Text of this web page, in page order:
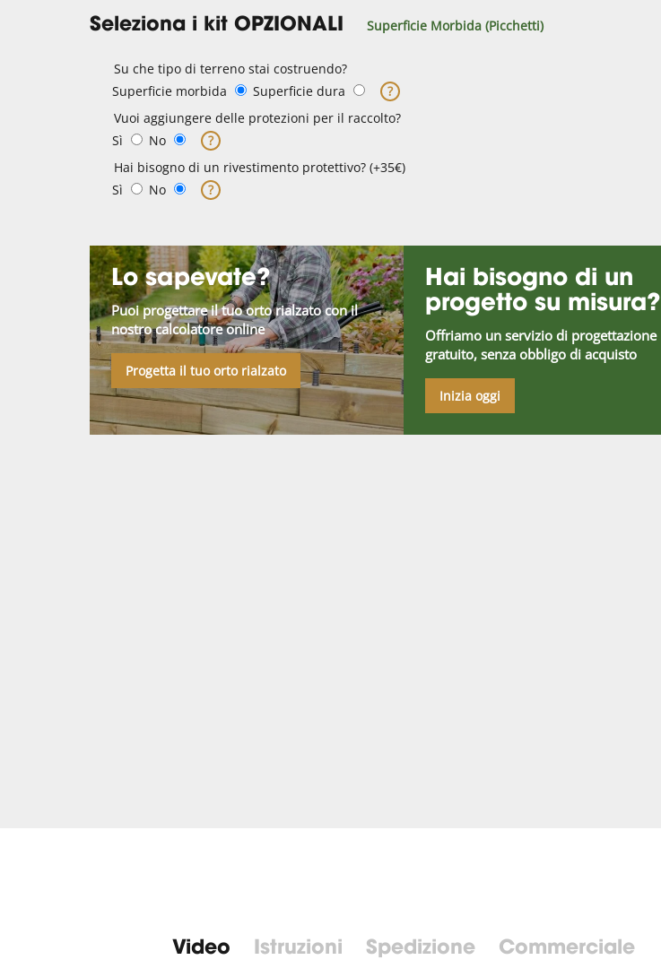
Seleziona i kit OPZIONALI Superficie Morbida (Picchetti)
Su che tipo di terreno stai costruendo?
Superficie morbida
Superficie dura
?
Vuoi aggiungere delle protezioni per il raccolto?
Sì
No
?
Hai bisogno di un rivestimento protettivo? (+35€)
Sì
No ?
Lo sapevate?
Puoi progettare il tuo orto rialzato con il
nostro calcolatore online
Progetta il tuo orto rialzato
Hai bisogno di un
progetto su misura?
Offriamo un servizio di progettazione
gratuito, senza obbligo di acquisto
Inizia oggi
Video Istruzioni Spedizione Commerciale